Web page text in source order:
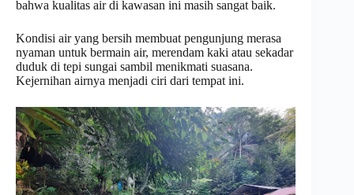
bahwa kualitas air di kawasan ini masih sangat baik.
Kondisi air yang bersih membuat pengunjung merasa
nyaman untuk bermain air, merendam kaki atau sekadar
duduk di tepi sungai sambil menikmati suasana.
Kejernihan airnya menjadi ciri dari tempat ini.